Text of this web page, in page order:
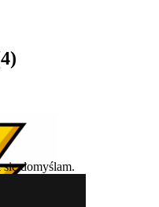
4)
domyślam.